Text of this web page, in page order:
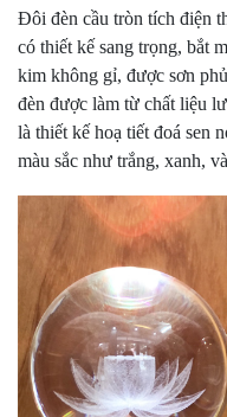
Đôi đèn cầu tròn tích điện
có thiết kế sang trọng, bắt
kim không gỉ, được sơn
đèn được làm từ chất liệu
là thiết kế hoạ tiết đoá sen
màu sắc như trắng, xanh,